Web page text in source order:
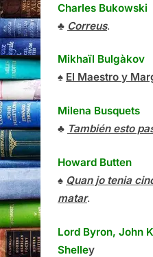
Charles Bukowski
♣ Correus.
Mikhaïl Bulgàkov
♠ El Maestro y
Milena Busquets
♣ También esto
Howard Butten
♠ Quan jo tenia
matar.
Lord Byron, John
Shelley